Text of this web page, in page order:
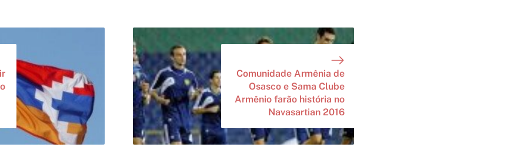
Comunidade Armênia de
Osasco e Sama Clube
Armênio farão história no
Navasartian 2016